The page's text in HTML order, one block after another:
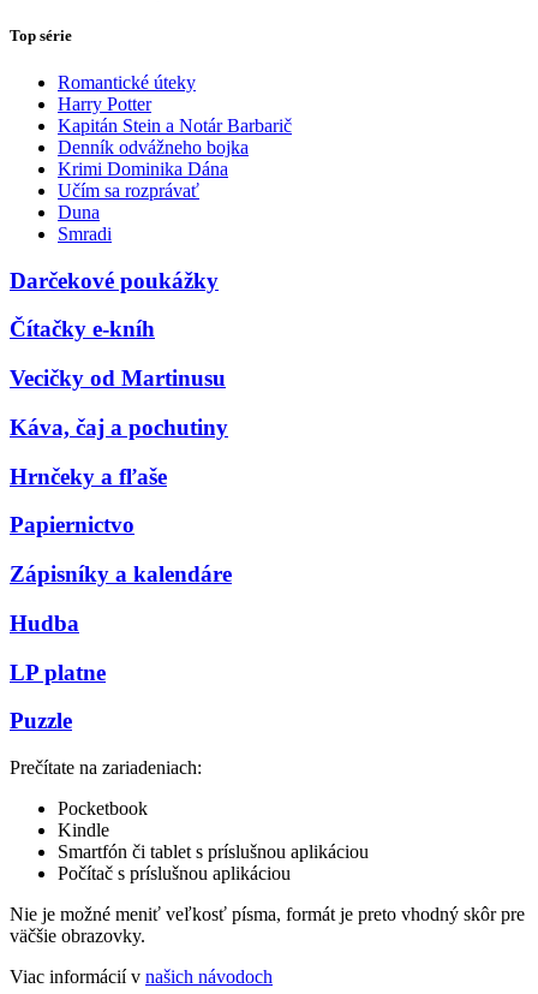
Top série
Romantické úteky
Harry Potter
Kapitán Stein a Notár Barbarič
Denník odvážneho bojka
Krimi Dominika Dána
Učím sa rozprávať
Duna
Smradi
Darčekové poukážky
Čítačky e-kníh
Vecičky od Martinusu
Káva, čaj a pochutiny
Hrnčeky a fľaše
Papiernictvo
Zápisníky a kalendáre
Hudba
LP platne
Puzzle
Prečítate na zariadeniach:
Pocketbook
Kindle
Smartfón či tablet s príslušnou aplikáciou
Počítač s príslušnou aplikáciou
Nie je možné meniť veľkosť písma, formát je preto vhodný skôr pre
väčšie obrazovky.
Viac informácií v našich návodoch